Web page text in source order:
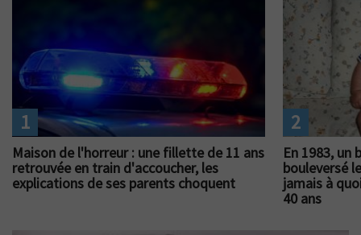
Maison de l'horreur : une fillette de 11 ans
retrouvée en train d'accoucher, les
explications de ses parents choquent
1
En 1983, un
bouleversé
jamais à
40 ans
2